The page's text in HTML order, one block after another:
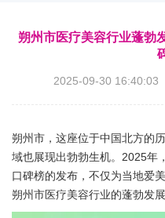
朔州市医疗美容行业蓬勃
2025-09-30
朔州市，这座位于中国北方的
域也展现出勃勃生机。2025年
口碑榜的发布，不仅为当地爱
朔州市医疗美容行业的蓬勃发展